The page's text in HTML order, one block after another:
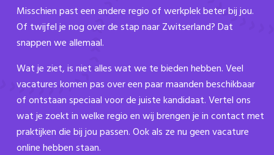
Misschien past een andere regio of werkplek beter bij jou.
Of twijfel je nog over de stap naar Zwitserland? Dat
snappen we allemaal.
Wat je ziet, is niet alles wat we te bieden hebben. Veel
vacatures komen pas over een paar maanden beschikbaar
of ontstaan speciaal voor de juiste kandidaat. Vertel ons
wat je zoekt in welke regio en wij brengen je in contact met
praktijken die bij jou passen. Ook als ze nu geen vacature
online hebben staan.